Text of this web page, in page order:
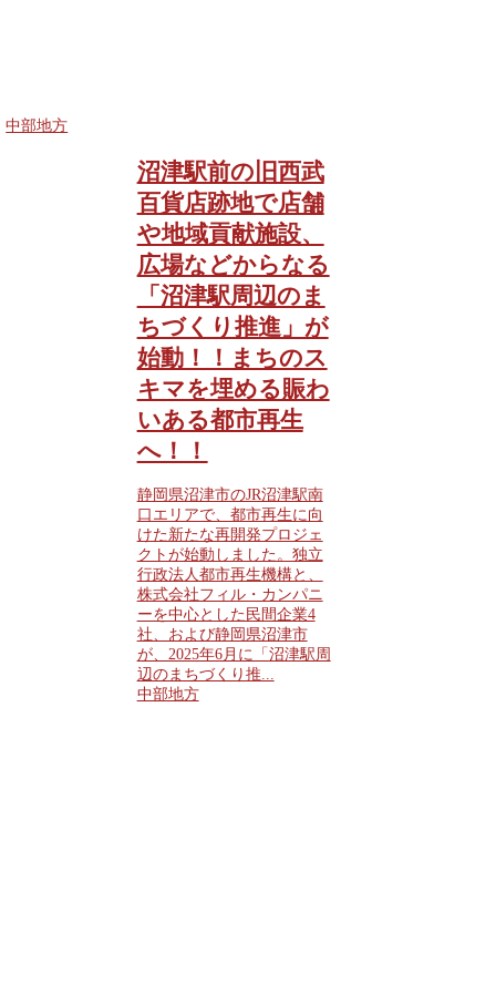
中部地方
沼津駅前の旧西武
百貨店跡地で店舗
や地域貢献施設、
広場などからなる
「沼津駅周辺のま
ちづくり推進」が
始動！！まちのス
キマを埋める賑わ
いある都市再生
へ！！
静岡県沼津市のJR沼津駅南
口エリアで、都市再生に向
けた新たな再開発プロジェ
クトが始動しました。独立
行政法人都市再生機構と、
株式会社フィル・カンパニ
ーを中心とした民間企業4
社、および静岡県沼津市
が、2025年6月に「沼津駅周
辺のまちづくり推...
中部地方